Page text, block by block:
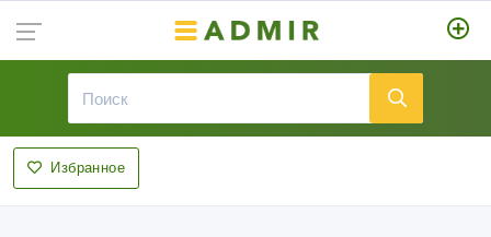
Избранное